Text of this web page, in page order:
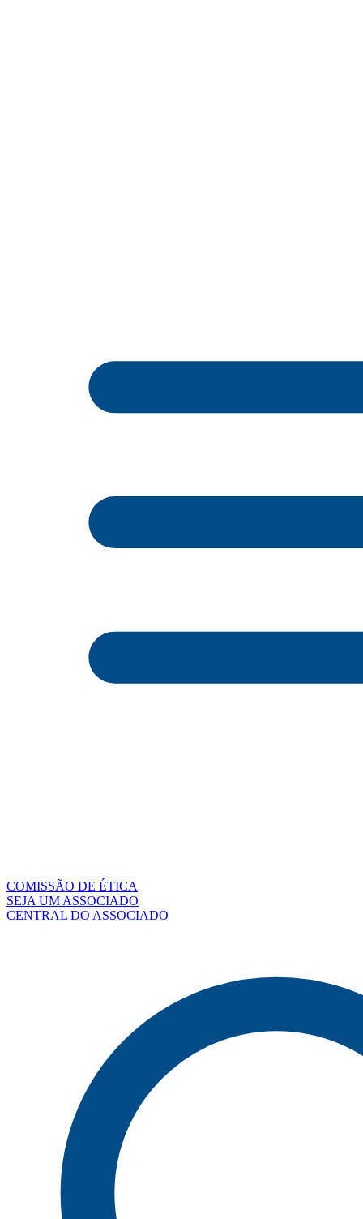
COMISSÃO DE ÉTICA
SEJA UM ASSOCIADO
CENTRAL DO ASSOCIADO